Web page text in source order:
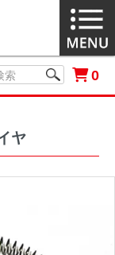
0
ヤ